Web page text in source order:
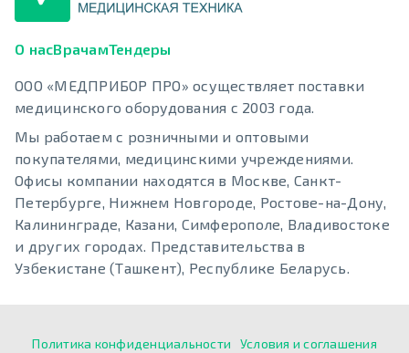
О насВрачамТендеры
ООО «МЕДПРИБОР ПРО» осуществляет поставки
медицинского оборудования с 2003 года.
Мы работаем с розничными и оптовыми
покупателями, медицинскими учреждениями.
Офисы компании находятся в Москве, Санкт-
Петербурге, Нижнем Новгороде, Ростове-на-Дону,
Калининграде, Казани, Симферополе, Владивостоке
и других городах. Представительства в
Узбекистане (Ташкент), Республике Беларусь.
Политика конфиденциальности Условия и соглашения